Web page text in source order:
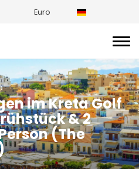
Euro
im Kreta Golf
& 2
(The